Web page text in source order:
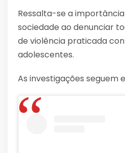
Ressalta-se a
sociedade ao denunciar
de violência praticada
adolescentes.
As investigações seguem